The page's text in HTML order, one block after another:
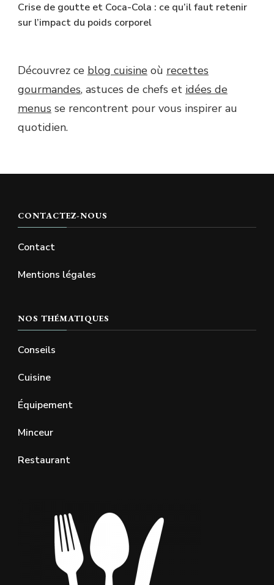
Crise de goutte et Coca-Cola : ce qu’il faut retenir
sur l’impact du poids corporel
Découvrez ce blog cuisine où recettes
gourmandes, astuces de chefs et idées de
menus se rencontrent pour vous inspirer au
quotidien.
CONTACTEZ-NOUS
Contact
Mentions légales
NOS THÉMATIQUES
Conseils
Cuisine
Équipement
Minceur
Restaurant